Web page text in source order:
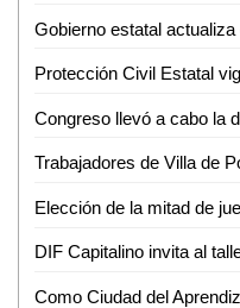
Gobierno estatal